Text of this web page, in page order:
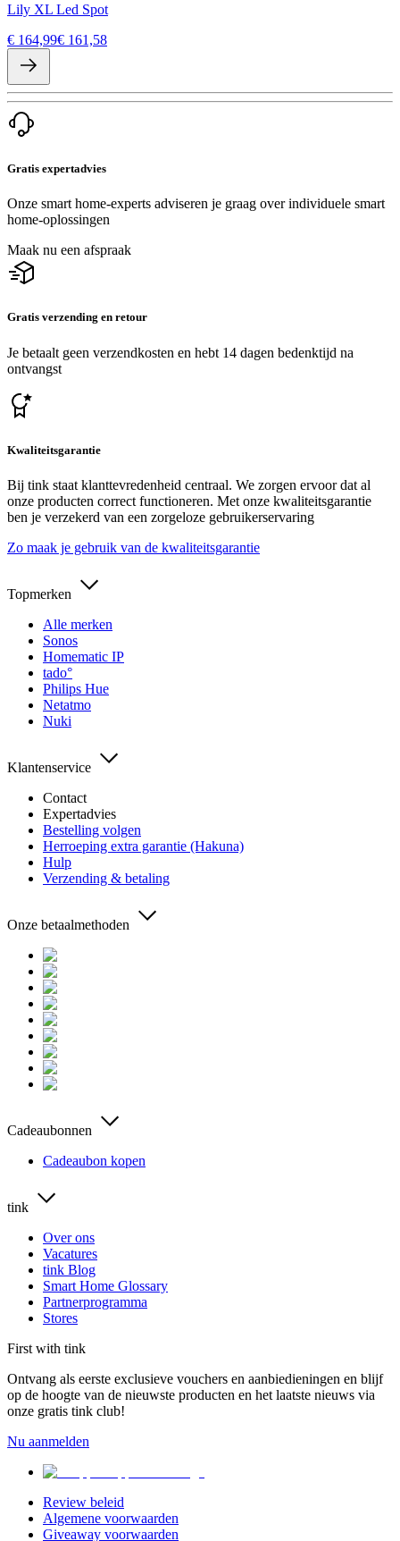
Lily XL Led Spot
€ 164,99€ 161,58
Gratis expertadvies
Onze smart home-experts adviseren je graag over individuele smart
home-oplossingen
Maak nu een afspraak
Gratis verzending en retour
Je betaalt geen verzendkosten en hebt 14 dagen bedenktijd na
ontvangst
Kwaliteitsgarantie
Bij tink staat klanttevredenheid centraal. We zorgen ervoor dat al
onze producten correct functioneren. Met onze kwaliteitsgarantie
ben je verzekerd van een zorgeloze gebruikerservaring
Zo maak je gebruik van de kwaliteitsgarantie
Topmerken
Alle merken
Sonos
Homematic IP
tado°
Philips Hue
Netatmo
Nuki
Klantenservice
Contact
Expertadvies
Bestelling volgen
Herroeping extra garantie (Hakuna)
Hulp
Verzending & betaling
Onze betaalmethoden
Cadeaubonnen
Cadeaubon kopen
tink
Over ons
Vacatures
tink Blog
Smart Home Glossary
Partnerprogramma
Stores
First with tink
Ontvang als eerste exclusieve vouchers en aanbiedieningen en blijf
op de hoogte van de nieuwste producten en het laatste nieuws via
onze gratis tink club!
Nu aanmelden
Review beleid
Algemene voorwaarden
Giveaway voorwaarden